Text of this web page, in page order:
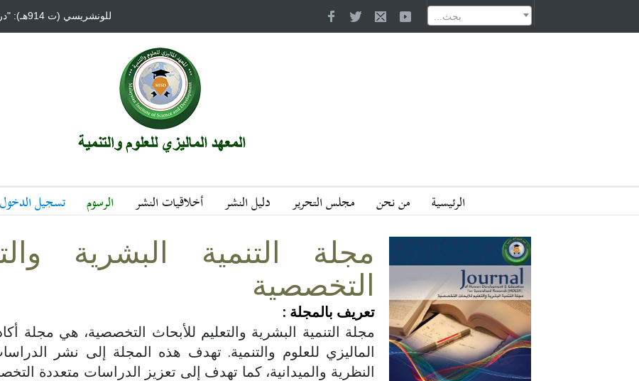
...بحث
المصرفية الإسلامية: المفهوم والعوامل وتطور الخلفية في روسيا
الرئيسية من نحن مجلس التحرير دليل النشر أخلاقيات النشر الرسوم تسجيل الدخول
مجلة التنمية البشرية
التخصصية
تعريف بالمجلة :
مجلة التنمية البشرية والتعليم للأبحاث التخصصية، هي مجلة
الماليزي للعلوم والتنمية. تهدف هذه المجلة إلى نشر
النظرية والميدانية، كما تهدف إلى تعزيز الدراسات متعددة